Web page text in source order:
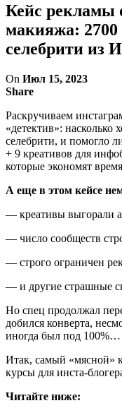
Кейс рекламы
макияжа:
селебрити из
On Июл 15, 2023
Share
Раскручиваем
«детектив»:
селебрити, и помогло
+ 9 креативов для
которые экономят
А еще в этом кейсе
— креативы выгорали
— число сообществ
— строго ограничен
— и другие страшные
Но спец продолжал
добился конверта,
иногда был под 100%…
Итак, самый «мясной»
курсы для инста-
Читайте ниже: